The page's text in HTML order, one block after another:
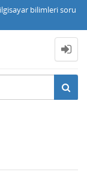
bilimleri soru